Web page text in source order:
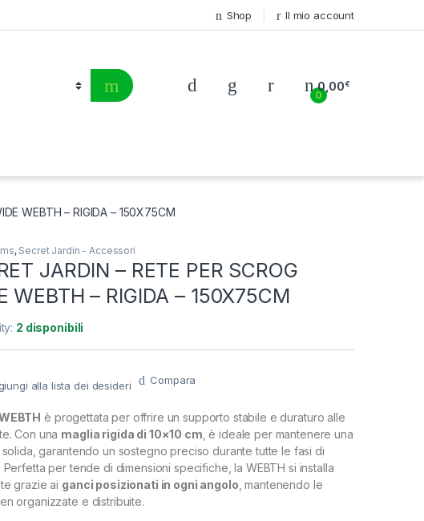
Shop Il mio account
0
0,00€
WEBTH – RIGIDA – 150X75CM
, Secret Jardin - Accessori
JARDIN – RETE PER SCROG
WEBTH – RIGIDA – 150X75CM
2 disponibili
alla lista dei desideri Compara
è progettata per offrire un supporto stabile e duraturo alle
Con una maglia rigida di 10×10 cm , è ideale per mantenere una
solida, garantendo un sostegno preciso durante tutte le fasi di
Perfetta per tende di dimensioni specifiche, la WEBTH si installa
grazie ai ganci posizionati in ogni angolo , mantenendo le
organizzate e distribuite.